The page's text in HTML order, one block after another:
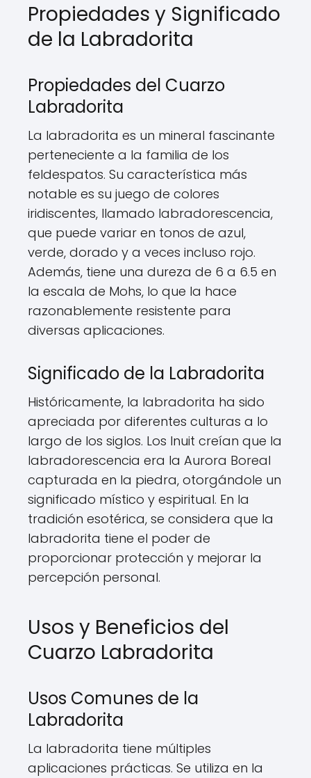
Propiedades y Significado
de la Labradorita
Propiedades del Cuarzo
Labradorita
La labradorita es un mineral fascinante
perteneciente a la familia de los
feldespatos. Su característica más
notable es su juego de colores
iridiscentes, llamado labradorescencia,
que puede variar en tonos de azul,
verde, dorado y a veces incluso rojo.
Además, tiene una dureza de 6 a 6.5 en
la escala de Mohs, lo que la hace
razonablemente resistente para
diversas aplicaciones.
Significado de la Labradorita
Históricamente, la labradorita ha sido
apreciada por diferentes culturas a lo
largo de los siglos. Los Inuit creían que la
labradorescencia era la Aurora Boreal
capturada en la piedra, otorgándole un
significado místico y espiritual. En la
tradición esotérica, se considera que la
labradorita tiene el poder de
proporcionar protección y mejorar la
percepción personal.
Usos y Beneficios del
Cuarzo Labradorita
Usos Comunes de la
Labradorita
La labradorita tiene múltiples
aplicaciones prácticas. Se utiliza en la